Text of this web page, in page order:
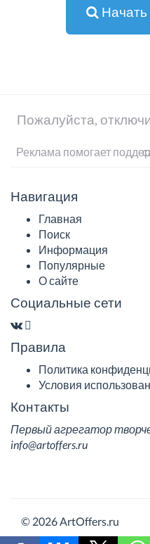
Пожалуйста,
Реклама
Навигация
Главная
Поиск
Информация
Популярные
О сайте
Социальные сети
Правила
Политика
Условия
Контакты
Первый агрегатор
info@artoffers.ru
© 2026 ArtOffers.ru